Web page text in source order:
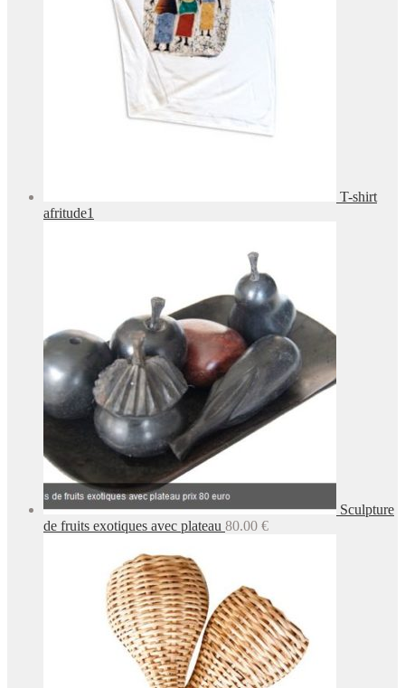
T-shirt
afritude1
Sculpture
de fruits exotiques avec plateau 80.00 €